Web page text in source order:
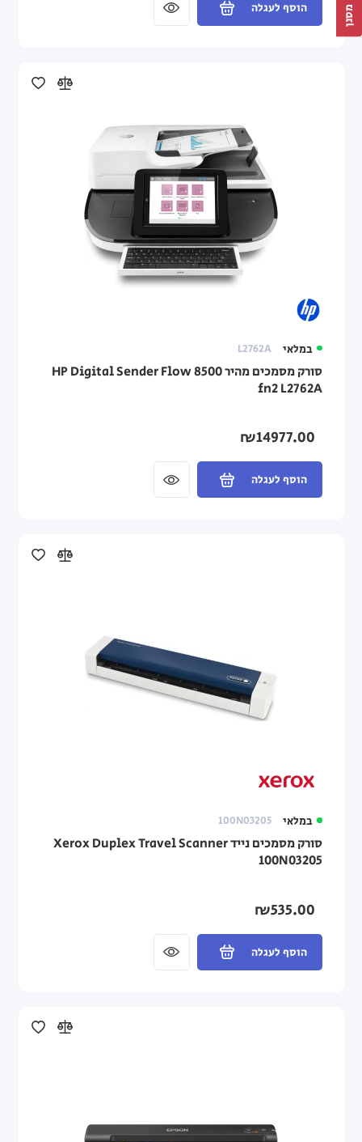
מסנן הוסף לעגלה
במלאי L2762A
סורק מסמכים מהיר HP Digital Sender Flow 8500
fn2 L2762A
₪14977.00
הוסף לעגלה
במלאי 100N03205
סורק מסמכים נייד Xerox Duplex Travel Scanner
100N03205
₪535.00
הוסף לעגלה